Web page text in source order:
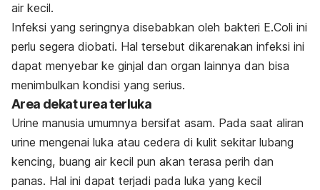
air kecil.
Infeksi yang seringnya disebabkan oleh bakteri E.Coli ini
perlu segera diobati. Hal tersebut dikarenakan infeksi ini
dapat menyebar ke ginjal dan organ lainnya dan bisa
menimbulkan kondisi yang serius.
Area dekat urea terluka
Urine manusia umumnya bersifat asam. Pada saat aliran
urine mengenai luka atau cedera di kulit sekitar lubang
kencing, buang air kecil pun akan terasa perih dan
panas. Hal ini dapat terjadi pada luka yang kecil